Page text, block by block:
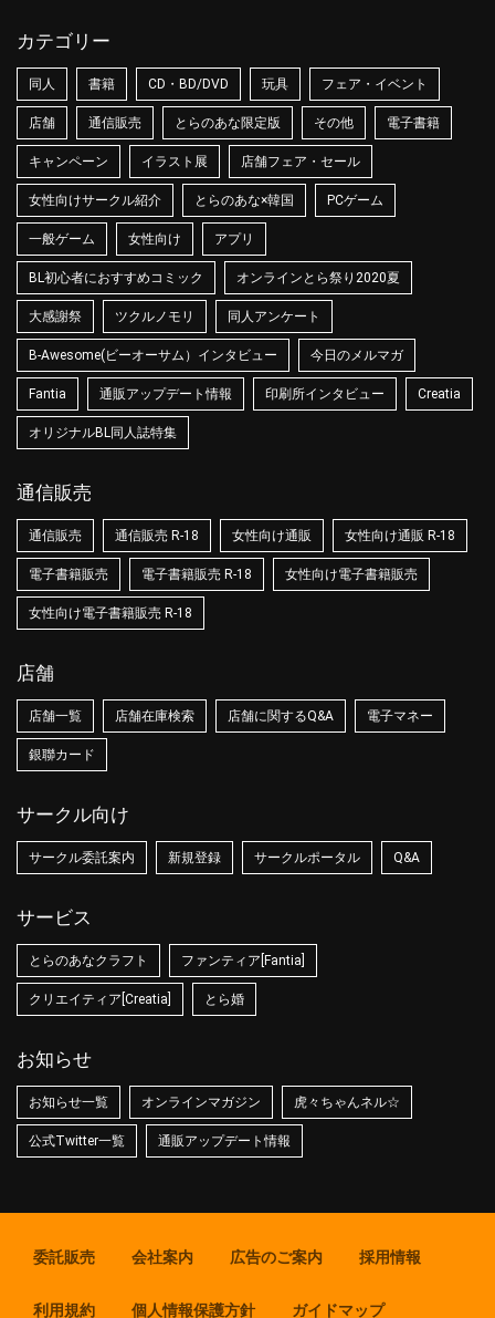
カテゴリー
同人 書籍 CD・BD/DVD 玩具 フェア・イベント
店舗 通信販売 とらのあな限定版 その他 電子書籍
キャンペーン イラスト展 店舗フェア・セール
女性向けサークル紹介 とらのあな×韓国 PCゲーム
一般ゲーム 女性向け アプリ
BL初心者におすすめコミック オンラインとら祭り2020夏
大感謝祭 ツクルノモリ 同人アンケート
B-Awesome(ビーオーサム）インタビュー 今日のメルマガ
Fantia 通販アップデート情報 印刷所インタビュー Creatia
オリジナルBL同人誌特集
通信販売
通信販売 通信販売 R-18 女性向け通販 女性向け通販 R-18
電子書籍販売 電子書籍販売 R-18 女性向け電子書籍販売
女性向け電子書籍販売 R-18
店舗
店舗一覧 店舗在庫検索 店舗に関するQ&A 電子マネー
銀聯カード
サークル向け
サークル委託案内 新規登録 サークルポータル Q&A
サービス
とらのあなクラフト ファンティア[Fantia]
クリエイティア[Creatia] とら婚
お知らせ
お知らせ一覧 オンラインマガジン 虎々ちゃんネル☆
公式Twitter一覧 通販アップデート情報
委託販売 会社案内 広告のご案内 採用情報
利用規約 個人情報保護方針 ガイドマップ